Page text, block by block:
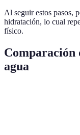
Al seguir estos pasos,
hidratación, lo cual
físico.
Comparación
agua